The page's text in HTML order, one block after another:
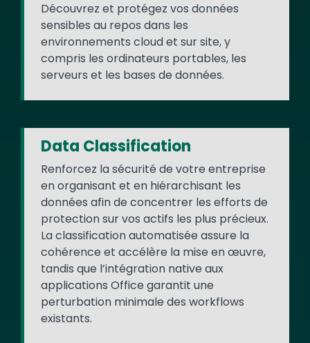
Découvrez et protégez vos données
sensibles au repos dans les
environnements cloud et sur site, y
compris les ordinateurs portables, les
serveurs et les bases de données.
Data Classification
Renforcez la sécurité de votre entreprise
en organisant et en hiérarchisant les
données afin de concentrer les efforts de
protection sur vos actifs les plus précieux.
La classification automatisée assure la
cohérence et accélère la mise en œuvre,
tandis que l’intégration native aux
applications Office garantit une
perturbation minimale des workflows
existants.